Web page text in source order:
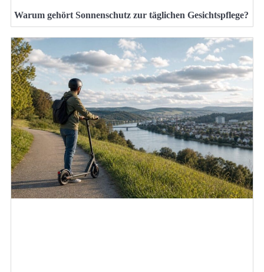
Warum gehört Sonnenschutz zur täglichen Gesichtspflege?